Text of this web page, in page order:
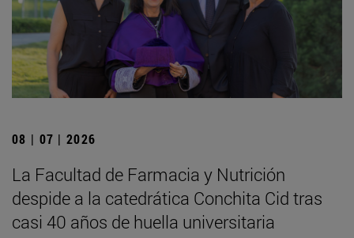
08 | 07 | 2026
La Facultad de Farmacia y Nutrición
despide a la catedrática Conchita Cid tras
casi 40 años de huella universitaria